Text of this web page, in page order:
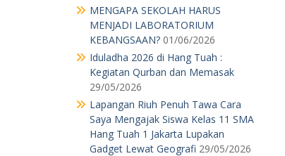
MENGAPA SEKOLAH HARUS
MENJADI LABORATORIUM
KEBANGSAAN? 01/06/2026
Iduladha 2026 di Hang Tuah :
Kegiatan Qurban dan Memasak
29/05/2026
Lapangan Riuh Penuh Tawa Cara
Saya Mengajak Siswa Kelas 11 SMA
Hang Tuah 1 Jakarta Lupakan
Gadget Lewat Geografi 29/05/2026